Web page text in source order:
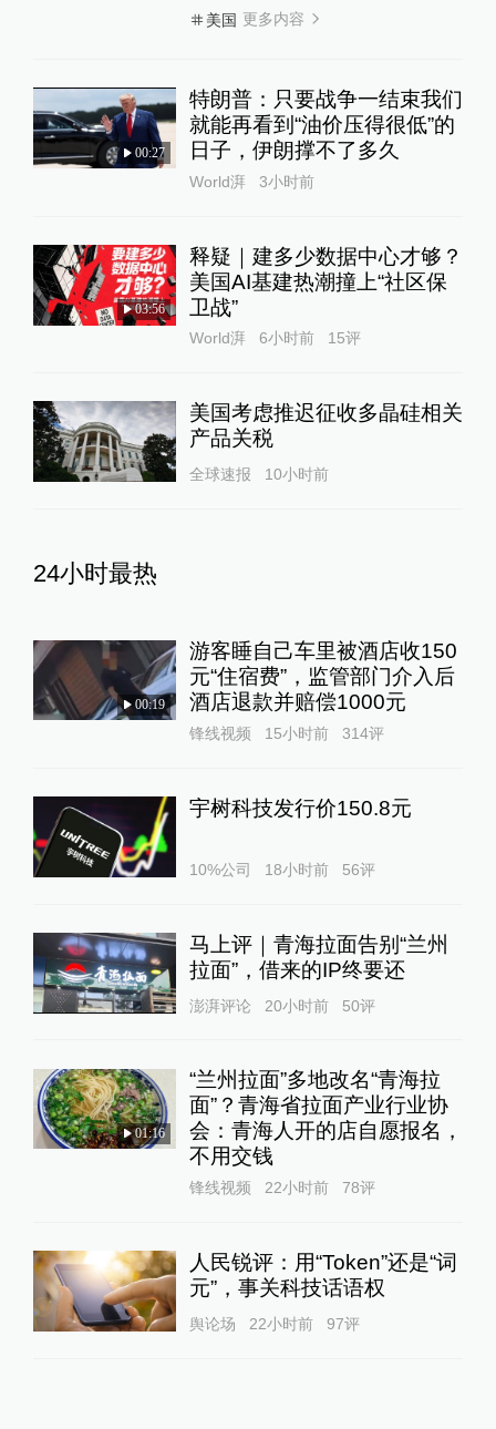
美国 更多内容
00:27
特朗普：只要战争一结束我们
就能再看到“油价压得很低”的
日子，伊朗撑不了多久
World湃 3小时前
03:56
释疑｜建多少数据中心才够？
美国AI基建热潮撞上“社区保
卫战”
World湃 6小时前 15评
美国考虑推迟征收多晶硅相关
产品关税
全球速报 10小时前
24小时最热
00:19
游客睡自己车里被酒店收150
元“住宿费”，监管部门介入后
酒店退款并赔偿1000元
锋线视频 15小时前 314评
宇树科技发行价150.8元
10%公司 18小时前 56评
马上评｜青海拉面告别“兰州
拉面”，借来的IP终要还
澎湃评论 20小时前 50评
01:16
“兰州拉面”多地改名“青海拉
面”？青海省拉面产业行业协
会：青海人开的店自愿报名，
不用交钱
锋线视频 22小时前 78评
人民锐评：用“Token”还是“词
元”，事关科技话语权
舆论场 22小时前 97评